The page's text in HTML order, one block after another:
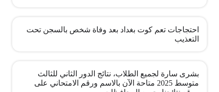
احتجاجات تعم كوت بغداد بعد وفاة شخص بالسجن تحت
التعذيب
بشرى سارة لجميع الطلاب، نتائج الدور الثاني للثالث
متوسط 2025 متاحة الآن بالاسم ورقم الامتحاني على